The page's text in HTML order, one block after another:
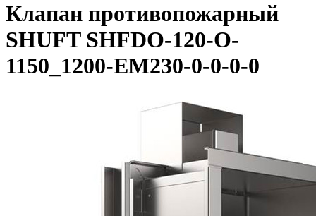
Клапан противопожарный
SHUFT SHFDO-120-O-
1150_1200-EM230-0-0-0-0